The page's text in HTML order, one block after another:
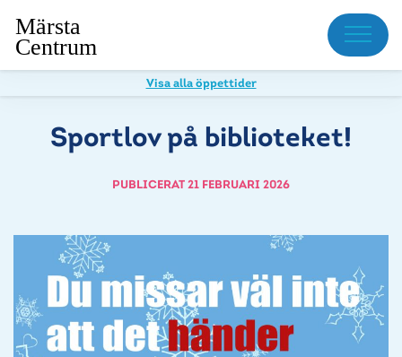
Meny
Visa alla öppettider
Sportlov på biblioteket!
PUBLICERAT 21 FEBRUARI 2026